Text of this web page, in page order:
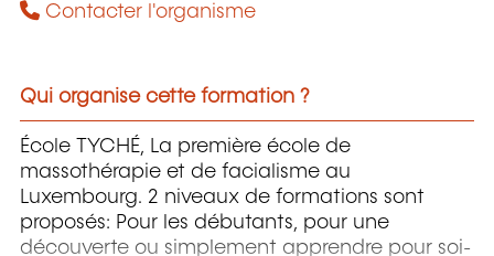
Contacter l'organisme
Qui organise cette formation ?
École TYCHÉ, La première école de
massothérapie et de facialisme au
Luxembourg. 2 niveaux de formations sont
proposés: Pour les débutants, pour une
découverte ou simplement apprendre pour soi-